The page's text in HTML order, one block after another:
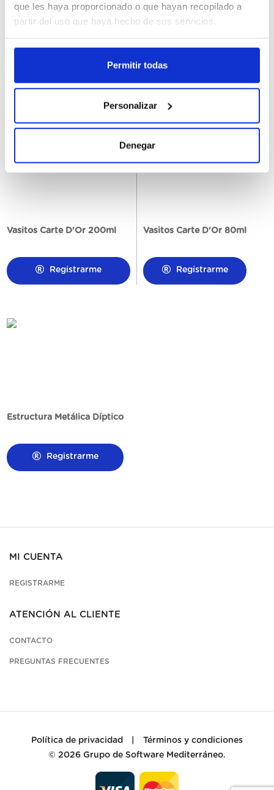
que les haya proporcionado o que hayan recopilado a
partir del uso que haya hecho de sus servicios.
Permitir todas
Personalizar
Denegar
Registrarme Registrarme
Vasitos Carte D'Or 200ml
Registrarme
Vasitos Carte D'Or 80ml
Registrarme
Estructura Metálica Díptico
Registrarme
MI CUENTA
REGISTRARME
ATENCIÓN AL CLIENTE
CONTACTO
PREGUNTAS FRECUENTES
Política de privacidad
Términos y condiciones
© 2026 Grupo de Software Mediterráneo.